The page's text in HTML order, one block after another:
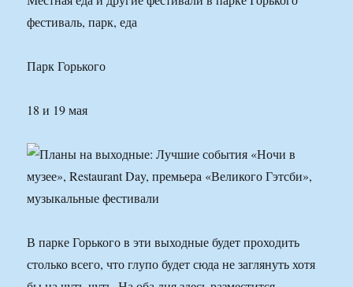
фестиваль, парк, еда
Парк Горького
18 и 19 мая
В парке Горького в эти выходные будет проходить
столько всего, что глупо будет сюда не заглянуть хотя